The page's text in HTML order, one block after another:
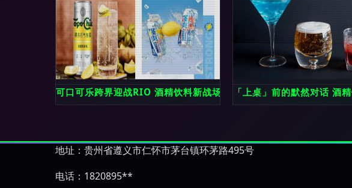
可口可乐跨界迎战RIO 酒精饮料新战场，谁主沉浮？「上桌」前的默然对话 酒
地址：贵州省遵义市仁怀市茅台镇环茅路495号
电话：1820895**